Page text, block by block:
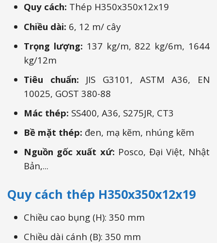
Quy cách: Thép H350x350x12x19
Chiều dài: 6, 12 m/ cây
Trọng lượng: 137 kg/m, 822 kg/6m, 1644
kg/12m
Tiêu chuẩn: JIS G3101, ASTM A36, EN
10025, GOST 380-88
Mác thép: SS400, A36, S275JR, CT3
Bề mặt thép: đen, mạ kẽm, nhúng kẽm
Nguồn gốc xuất xứ: Posco, Đại Việt, Nhật
Bản,...
Quy cách thép H350x350x12x19
Chiều cao bụng (H): 350 mm
Chiều dài cánh (B): 350 mm